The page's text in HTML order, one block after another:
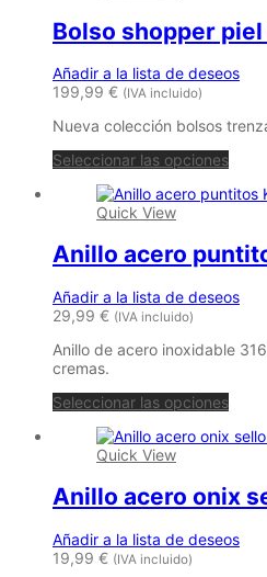
Bolso shopper
Añadir a la lista de deseos
199,99 € (IVA incluido)
Nueva colección bolsos
Seleccionar las opciones
Quick View
Anillo acero
Añadir a la lista de deseos
29,99 € (IVA incluido)
Anillo de acero inoxidable
cremas.
Seleccionar las opciones
Quick View
Anillo acero onix
Añadir a la lista de deseos
19,99 € (IVA incluido)